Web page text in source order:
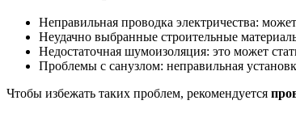
Неправильная проводка электричества:
Неудачно выбранные строительные
Недостаточная шумоизоляция: это может
Проблемы с санузлом: неправильная
Чтобы избежать таких проблем, рекомендуется